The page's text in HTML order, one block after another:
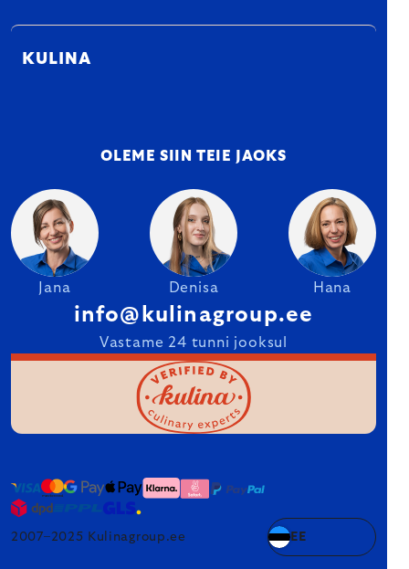
KULINA
OLEME SIIN TEIE JAOKS
Jana Denisa Hana
info@kulinagroup.ee
Vastame 24 tunni jooksul
2007–2025 Kulinagroup.ee EE